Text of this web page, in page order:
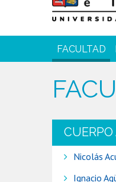
FACULTAD
Nicolás
Ignacio